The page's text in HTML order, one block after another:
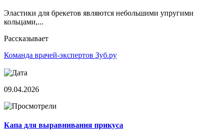
Эластики для брекетов являются небольшими упругими
кольцами,...
Рассказывает
Команда врачей-экспертов Зуб.ру
09.04.2026
Капа для выравнивания прикуса